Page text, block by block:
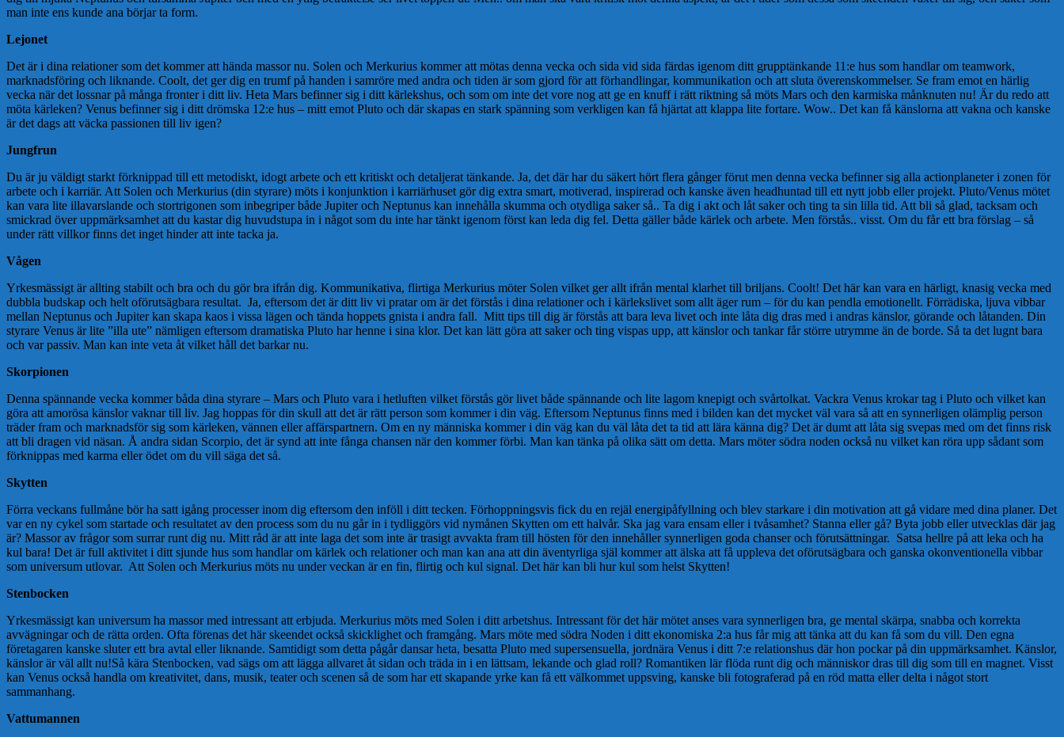
man inte ens kunde ana börjar ta form.
Lejonet
Det är i dina relationer som det kommer att hända massor nu. Solen och Merkurius kommer att mötas denna vecka och sida vid sida färdas igenom ditt grupptänkande 11:e hus som handlar om teamwork,
marknadsföring och liknande. Coolt, det ger dig en trumf på handen i samröre med andra och tiden är som gjord för att förhandlingar, kommunikation och att sluta överenskommelser. Se fram emot en härlig
vecka när det lossnar på många fronter i ditt liv. Heta Mars befinner sig i ditt kärlekshus, och som om inte det vore nog att ge en knuff i rätt riktning så möts Mars och den karmiska månknuten nu! Är du redo att
möta kärleken? Venus befinner sig i ditt drömska 12:e hus – mitt emot Pluto och där skapas en stark spänning som verkligen kan få hjärtat att klappa lite fortare. Wow.. Det kan få känslorna att vakna och kanske
är det dags att väcka passionen till liv igen?
Jungfrun
Du är ju väldigt starkt förknippad till ett metodiskt, idogt arbete och ett kritiskt och detaljerat tänkande. Ja, det där har du säkert hört flera gånger förut men denna vecka befinner sig alla actionplaneter i zonen för
arbete och i karriär. Att Solen och Merkurius (din styrare) möts i konjunktion i karriärhuset gör dig extra smart, motiverad, inspirerad och kanske även headhuntad till ett nytt jobb eller projekt. Pluto/Venus mötet
kan vara lite illavarslande och stortrigonen som inbegriper både Jupiter och Neptunus kan innehålla skumma och otydliga saker så.. Ta dig i akt och låt saker och ting ta sin lilla tid. Att bli så glad, tacksam och
smickrad över uppmärksamhet att du kastar dig huvudstupa in i något som du inte har tänkt igenom först kan leda dig fel. Detta gäller både kärlek och arbete. Men förstås.. visst. Om du får ett bra förslag – så
under rätt villkor finns det inget hinder att inte tacka ja.
Vågen
Yrkesmässigt är allting stabilt och bra och du gör bra ifrån dig. Kommunikativa, flirtiga Merkurius möter Solen vilket ger allt ifrån mental klarhet till briljans. Coolt! Det här kan vara en härligt, knasig vecka med
dubbla budskap och helt oförutsägbara resultat. Ja, eftersom det är ditt liv vi pratar om är det förstås i dina relationer och i kärlekslivet som allt äger rum – för du kan pendla emotionellt. Förrädiska, ljuva vibbar
mellan Neptunus och Jupiter kan skapa kaos i vissa lägen och tända hoppets gnista i andra fall. Mitt tips till dig är förstås att bara leva livet och inte låta dig dras med i andras känslor, görande och låtanden. Din
styrare Venus är lite ”illa ute” nämligen eftersom dramatiska Pluto har henne i sina klor. Det kan lätt göra att saker och ting vispas upp, att känslor och tankar får större utrymme än de borde. Så ta det lugnt bara
och var passiv. Man kan inte veta åt vilket håll det barkar nu.
Skorpionen
Denna spännande vecka kommer båda dina styrare – Mars och Pluto vara i hetluften vilket förstås gör livet både spännande och lite lagom knepigt och svårtolkat. Vackra Venus krokar tag i Pluto och vilket kan
göra att amorösa känslor vaknar till liv. Jag hoppas för din skull att det är rätt person som kommer i din väg. Eftersom Neptunus finns med i bilden kan det mycket väl vara så att en synnerligen olämplig person
träder fram och marknadsför sig som kärleken, vännen eller affärspartnern. Om en ny människa kommer i din väg kan du väl låta det ta tid att lära känna dig? Det är dumt att låta sig svepas med om det finns risk
att bli dragen vid näsan. Å andra sidan Scorpio, det är synd att inte fånga chansen när den kommer förbi. Man kan tänka på olika sätt om detta. Mars möter södra noden också nu vilket kan röra upp sådant som
förknippas med karma eller ödet om du vill säga det så.
Skytten
Förra veckans fullmåne bör ha satt igång processer inom dig eftersom den inföll i ditt tecken. Förhoppningsvis fick du en rejäl energipåfyllning och blev starkare i din motivation att gå vidare med dina planer. Det
var en ny cykel som startade och resultatet av den process som du nu går in i tydliggörs vid nymånen Skytten om ett halvår. Ska jag vara ensam eller i tvåsamhet? Stanna eller gå? Byta jobb eller utvecklas där jag
är? Massor av frågor som surrar runt dig nu. Mitt råd är att inte laga det som inte är trasigt avvakta fram till hösten för den innehåller synnerligen goda chanser och förutsättningar. Satsa hellre på att leka och ha
kul bara! Det är full aktivitet i ditt sjunde hus som handlar om kärlek och relationer och man kan ana att din äventyrliga själ kommer att älska att få uppleva det oförutsägbara och ganska okonventionella vibbar
som universum utlovar. Att Solen och Merkurius möts nu under veckan är en fin, flirtig och kul signal. Det här kan bli hur kul som helst Skytten!
Stenbocken
Yrkesmässigt kan universum ha massor med intressant att erbjuda. Merkurius möts med Solen i ditt arbetshus. Intressant för det här mötet anses vara synnerligen bra, ge mental skärpa, snabba och korrekta
avvägningar och de rätta orden. Ofta förenas det här skeendet också skicklighet och framgång. Mars möte med södra Noden i ditt ekonomiska 2:a hus får mig att tänka att du kan få som du vill. Den egna
företagaren kanske sluter ett bra avtal eller liknande. Samtidigt som detta pågår dansar heta, besatta Pluto med supersensuella, jordnära Venus i ditt 7:e relationshus där hon pockar på din uppmärksamhet. Känslor,
känslor är väl allt nu!Så kära Stenbocken, vad sägs om att lägga allvaret åt sidan och träda in i en lättsam, lekande och glad roll? Romantiken lär flöda runt dig och människor dras till dig som till en magnet. Visst
kan Venus också handla om kreativitet, dans, musik, teater och scenen så de som har ett skapande yrke kan få ett välkommet uppsving, kanske bli fotograferad på en röd matta eller delta i något stort
sammanhang.
Vattumannen